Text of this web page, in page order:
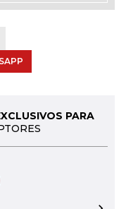
PARA